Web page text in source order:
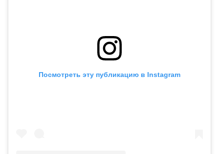
Посмотреть эту публикацию в Instagram